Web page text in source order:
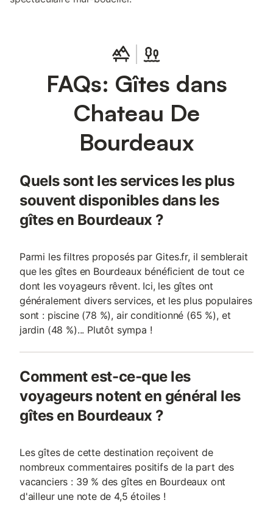
FAQs: Gîtes dans
Chateau De
Bourdeaux
Quels sont les services les plus
souvent disponibles dans les
gîtes en Bourdeaux ?
Parmi les filtres proposés par Gites.fr, il semblerait
que les gîtes en Bourdeaux bénéficient de tout ce
dont les voyageurs rêvent. Ici, les gîtes ont
généralement divers services, et les plus populaires
sont : piscine (78 %), air conditionné (65 %), et
jardin (48 %)... Plutôt sympa !
Comment est-ce-que les
voyageurs notent en général les
gîtes en Bourdeaux ?
Les gîtes de cette destination reçoivent de
nombreux commentaires positifs de la part des
vacanciers : 39 % des gîtes en Bourdeaux ont
d'ailleur une note de 4,5 étoiles !